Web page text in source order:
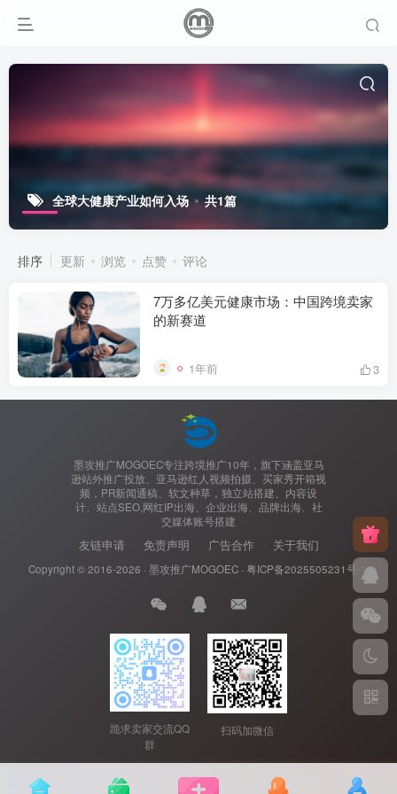
全球大健康产业如何入场 共1篇
排序 更新 浏览 点赞 评论
7万多亿美元健康市场：中国跨境卖家
的新赛道
1年前 3
墨攻推广MOGOEC专注跨境推广10年，旗下涵盖亚马
逊站外推广投放、亚马逊红人视频拍摄、买家秀开箱视
频，PR新闻通稿、软文种草，独立站搭建、内容设
计、站点SEO,网红IP出海、企业出海、品牌出海、社
交媒体账号搭建
友链申请 免责声明 广告合作 关于我们
Copyright © 2016-2026 · 墨攻推广MOGOEC· 粤ICP备2025505231号-1.
跪求卖家交流QQ
群
扫码加微信